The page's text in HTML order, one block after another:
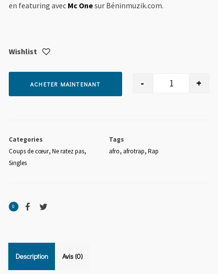
en featuring avec Mc Onesur Béninmuzik.com.
Wishlist
- +
ACHETER MAINTENANT
Categories
Coups de cœur,Ne ratez pas,
Singles
Tags
afro, afrotrap,Rap
0
Description Avis (0)